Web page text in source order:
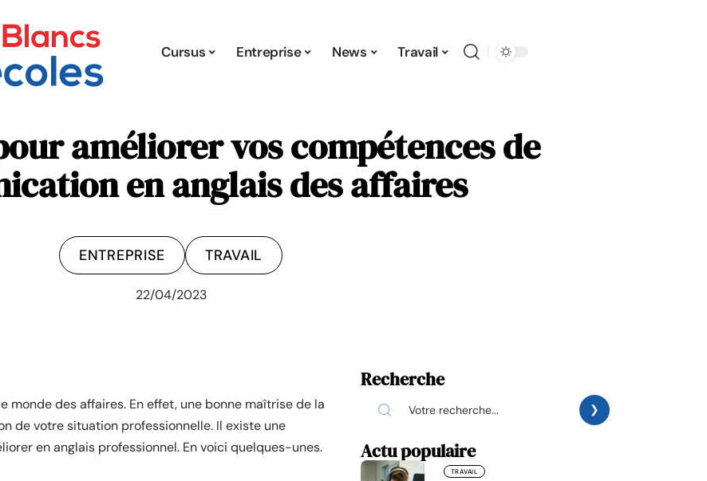
Cursus Entreprise News Travail
améliorer vos compétences de
en anglais des affaires
ENTREPRISE TRAVAIL
22/04/2023
monde des affaires. En effet, une bonne maîtrise de la
de votre situation professionnelle. Il existe une
en anglais professionnel. En voici quelques-unes.
Recherche
Actu populaire
TRAVAIL